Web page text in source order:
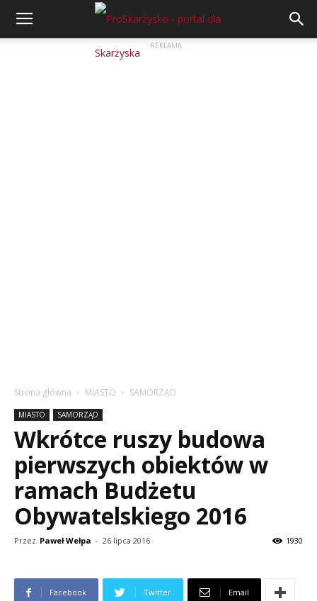
REKLAMA
Strona główna MIASTO SAMORZĄD
MIASTO SAMORZĄD
Wkrótce ruszy budowa
pierwszych obiektów w
ramach Budżetu
Obywatelskiego 2016
Przez Paweł Wełpa - 26 lipca 2016 1930
Facebook Twitter Email